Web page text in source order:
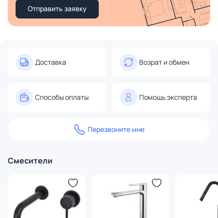
Отправить заявку
Доставка Возрат и обмен
Способы оплаты Помощь эксперта
Перезвоните мне
Смесители